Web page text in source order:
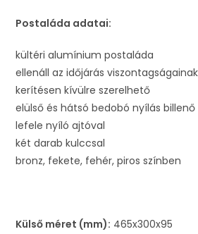
Postaláda adatai:
kültéri alumínium postaláda
ellenáll az időjárás viszontagságainak
kerítésen kívülre szerelhető
elülső és hátsó bedobó nyílás
lefele nyíló ajtóval
két darab kulccsal
bronz, fekete, fehér, piros színben
Külső méret (mm): 465x300x95